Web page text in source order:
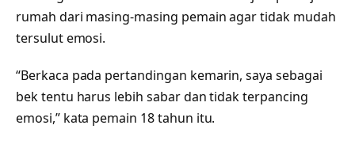
rumah dari masing-masing pemain agar tidak mudah
tersulut emosi.
“Berkaca pada pertandingan kemarin, saya sebagai
bek tentu harus lebih sabar dan tidak terpancing
emosi,” kata pemain 18 tahun itu.